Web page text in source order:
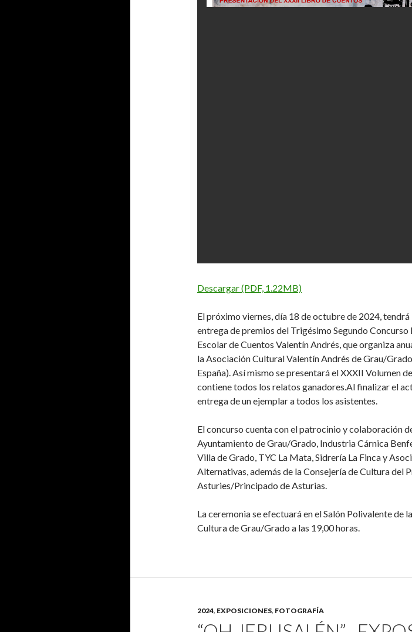
Descargar (PDF, 1.22MB)
El próximo viernes, día 18 de octubre de 2024,
entrega de premios del Trigésimo Segundo
Escolar de Cuentos Valentín Andrés, que organiza
la Asociación Cultural Valentín Andrés de Grau/
España). Así mismo se presentará el XXXII Volumen
contiene todos los relatos ganadores.Al finalizar el
entrega de un ejemplar a todos los asistentes.
El concurso cuenta con el patrocinio y colaboración
Ayuntamiento de Grau/Grado, Industria Cárnica
Villa de Grado, TYC La Mata, Sidrería La Finca y
Alternativas, además de la Consejería de Cultura del
Asturies/Principado de Asturias.
La ceremonia se efectuará en el Salón Polivalente de
Cultura de Grau/Grado a las 19,00 horas.
2024, EXPOSICIONES, FOTOGRAFÍA